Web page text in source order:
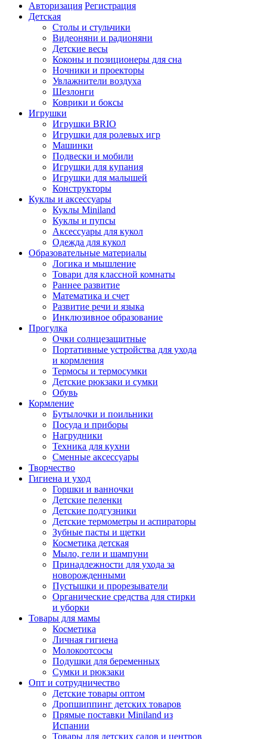
Авторизация Регистрация
Детская
Cтолы и стульчики
Видеоняни и радионяни
Детские весы
Коконы и позиционеры для сна
Ночники и проекторы
Увлажнители воздуха
Шезлонги
Коврики и боксы
Игрушки
Игрушки BRIO
Игрушки для ролевых игр
Машинки
Подвески и мобили
Игрушки для купания
Игрушки для малышей
Конструкторы
Куклы и аксессуары
Куклы Miniland
Куклы и пупсы
Аксессуары для кукол
Одежда для кукол
Образовательные материалы
Логика и мышление
Товари для классной комнаты
Раннее развитие
Математика и счет
Развитие речи и языка
Инклюзивное образование
Прогулка
Очки солнцезащитные
Портативные устройства для ухода
и кормления
Термосы и термосумки
Детские рюкзаки и сумки
Обувь
Кормление
Бутылочки и поильники
Посуда и приборы
Нагрудники
Техника для кухни
Сменные аксессуары
Творчество
Гигиена и уход
Горшки и ванночки
Детские пеленки
Детские подгузники
Детские термометры и аспираторы
Зубные пасты и щетки
Косметика детская
Мыло, гели и шампуни
Принадлежности для ухода за
новорожденными
Пустышки и прорезыватели
Органические средства для стирки
и уборки
Товары для мамы
Косметика
Личная гигиена
Молокоотсосы
Подушки для беременных
Сумки и рюкзаки
Опт и сотрудничество
Детские товары оптом
Дропшиппинг детских товаров
Прямые поставки Miniland из
Испании
Товары для детских садов и центров